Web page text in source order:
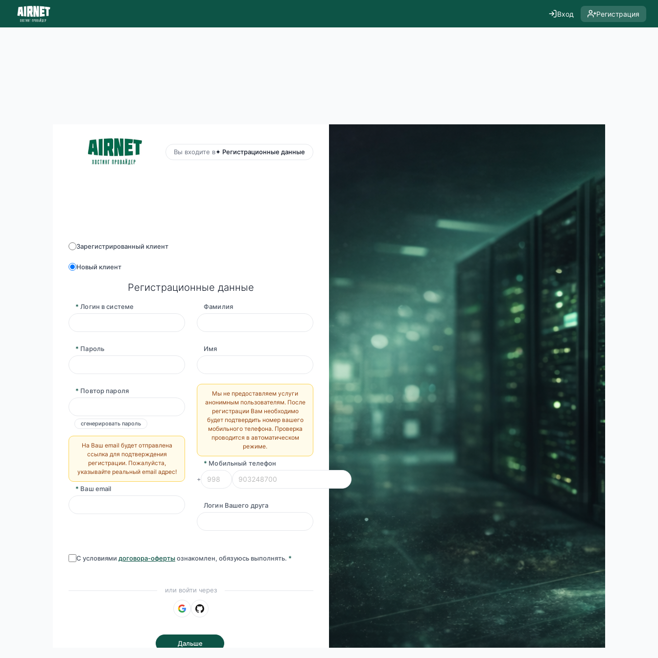
Вход Регистрация
Вы входите в✦ Регистрационные данные
Зарегистрированный клиент
Новый клиент
Регистрационные данные
* Логин в системе
* Пароль
* Повтор пароля
сгенерировать пароль
На Ваш email будет отправлена
ссылка для подтверждения
регистрации. Пожалуйста,
указывайте реальный email адрес!
* Ваш email
Фамилия
Имя
Мы не предоставляем услуги
анонимным пользователям. После
регистрации Вам необходимо
будет подтвердить номер вашего
мобильного телефона. Проверка
проводится в автоматическом
режиме.
* Мобильный телефон
+
Логин Вашего друга
С условиями договора-офертыознакомлен, обязуюсь выполнять. *
или войти через